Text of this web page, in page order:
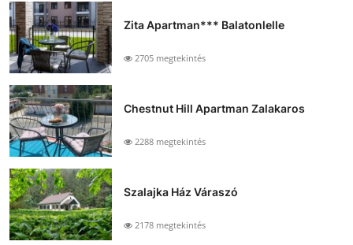
Zita Apartman*** Balatonlelle
2705 megtekintés
Chestnut Hill Apartman Zalakaros
2288 megtekintés
Szalajka Ház Váraszó
2178 megtekintés